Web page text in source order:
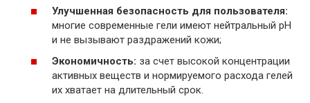
Улучшенная безопасность для пользователя:
многие современные гели имеют нейтральный pH
и не вызывают раздражений кожи;
Экономичность: за счет высокой концентрации
активных веществ и нормируемого расхода гелей
их хватает на длительный срок.